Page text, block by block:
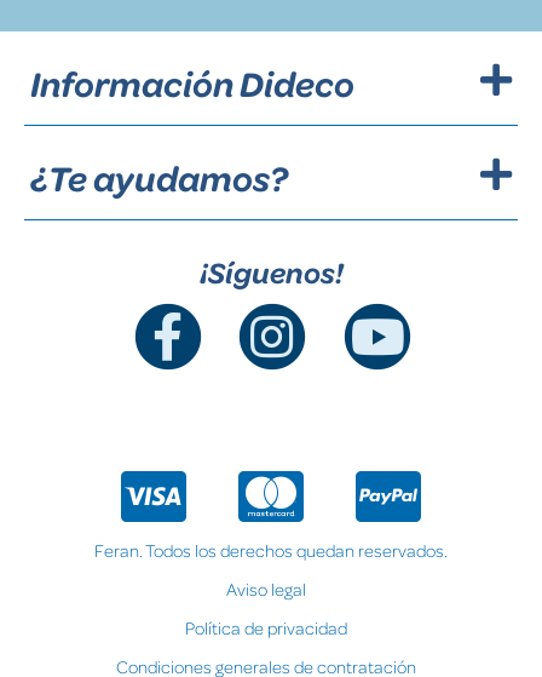
Información Dideco
¿Te ayudamos?
¡Síguenos!
Feran. Todos los derechos quedan reservados.
Aviso legal
Política de privacidad
Condiciones generales de contratación